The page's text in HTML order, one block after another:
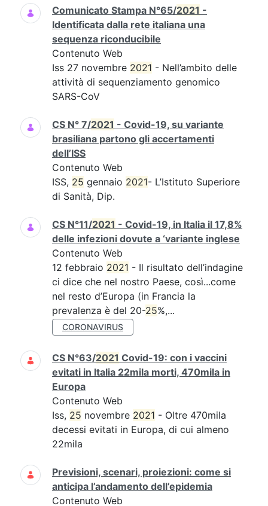
Comunicato Stampa N°65/2021 -
Identificata dalla rete italiana una
sequenza riconducibile
Contenuto Web
Iss 27 novembre 2021 - Nell’ambito delle
attività di sequenziamento genomico
SARS-CoV
CS N° 7/2021 - Covid-19, su variante
brasiliana partono gli accertamenti
dell’ISS
Contenuto Web
ISS, 25 gennaio 2021- L’Istituto Superiore
di Sanità, Dip.
CS N°11/2021 - Covid-19, in Italia il 17,8%
delle infezioni dovute a ‘variante inglese
Contenuto Web
12 febbraio 2021 - Il risultato dell’indagine
ci dice che nel nostro Paese, così...come
nel resto d’Europa (in Francia la
prevalenza è del 20-25%,...
CORONAVIRUS
CS N°63/2021 Covid-19: con i vaccini
evitati in Italia 22mila morti, 470mila in
Europa
Contenuto Web
Iss, 25 novembre 2021 - Oltre 470mila
decessi evitati in Europa, di cui almeno
22mila
Previsioni, scenari, proiezioni: come si
anticipa l’andamento dell’epidemia
Contenuto Web